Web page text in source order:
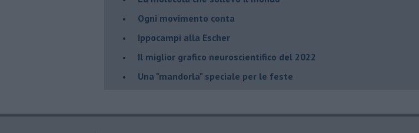
Ogni movimento conta
Ippocampi alla Escher
Il miglior grafico neuroscientifico del 2022
​Una "mandorla" speciale per le feste